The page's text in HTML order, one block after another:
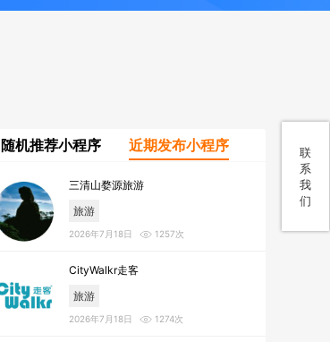
联
系
我
们
随机推荐小程序 近期发布小程序
三清山婺源旅游
旅游
2026年7月18日 1257次
CityWalkr走客
旅游
2026年7月18日 1274次